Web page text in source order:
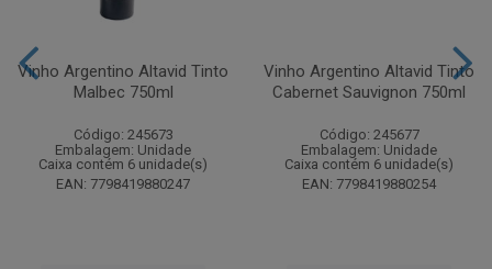
Vinho Argentino Altavid Tinto
Malbec 750ml
Código: 245673
Embalagem: Unidade
Caixa contém 6 unidade(s)
EAN: 7798419880247
Vinho Argentino Altavid Tinto
Cabernet Sauvignon 750ml
Código: 245677
Embalagem: Unidade
Caixa contém 6 unidade(s)
EAN: 7798419880254